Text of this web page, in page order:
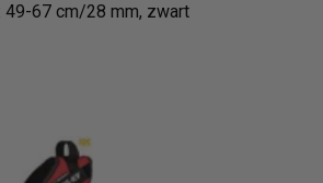
67 cm/28 mm, zwart